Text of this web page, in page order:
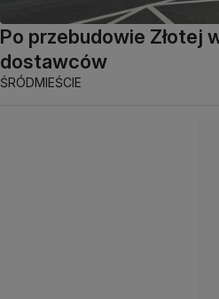
Po przebudowie Złotej
dostawców
ŚRÓDMIEŚCIE